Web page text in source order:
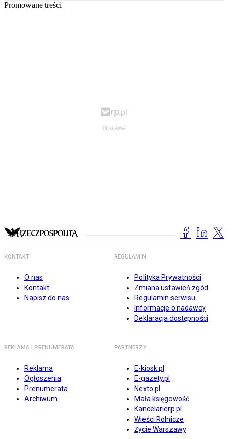
Promowane treści
KONTAKT
O nas
Kontakt
Napisz do nas
REGULAMIN
Polityka Prywatności
Zmiana ustawień zgód
Regulamin serwisu
Informacje o nadawcy
Deklaracja dostępności
REKLAMA I PRENUMERATA
Reklama
Ogłoszenia
Prenumerata
Archiwum
PARTNERZY
E-kiosk.pl
E-gazety.pl
Nexto.pl
Mała księgowość
Kancelarierp.pl
Wieści Rolnicze
Życie Warszawy